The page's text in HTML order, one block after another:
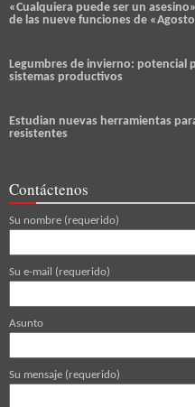
«Cualquiera puede ser un
de las nueve funciones de
Legumbres de invierno: potencial
sistemas productivos
Estudian nuevas herramientas
resistentes
Contáctenos
Su nombre (requerido)
Su e-mail (requerido)
Asunto
Su mensaje (requerido)